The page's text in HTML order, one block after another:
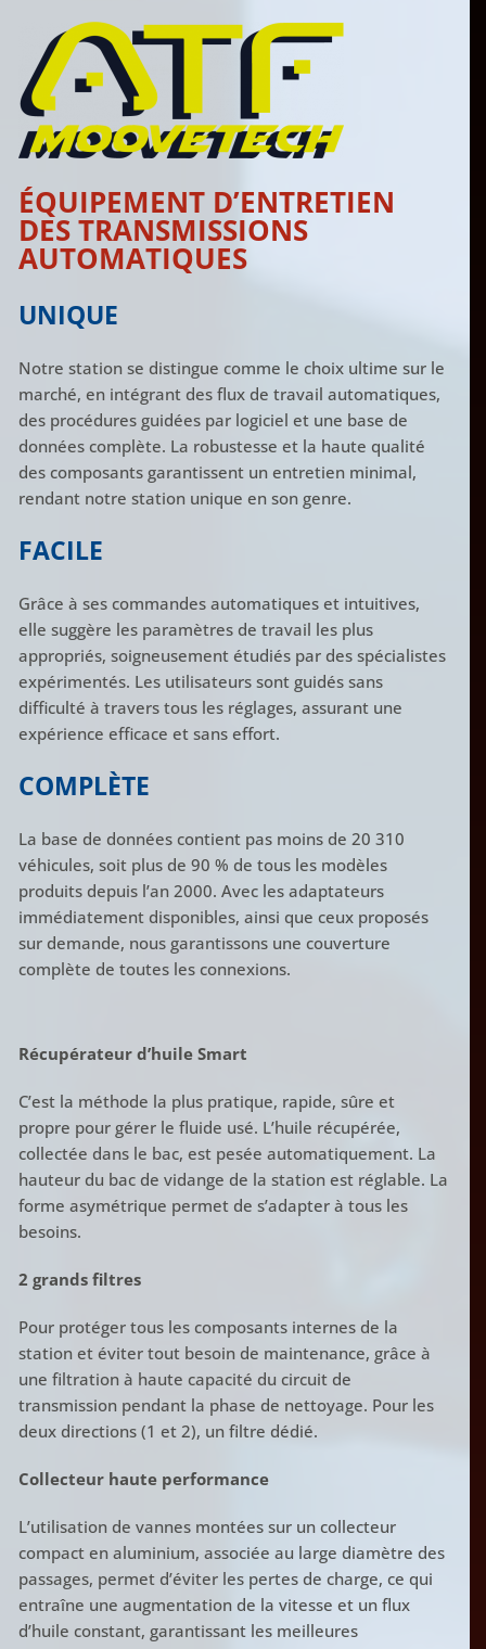
ÉQUIPEMENT D’ENTRETIEN
DES TRANSMISSIONS
AUTOMATIQUES
UNIQUE
Notre station se distingue comme le choix ultime sur le
marché, en intégrant des flux de travail automatiques,
des procédures guidées par logiciel et une base de
données complète. La robustesse et la haute qualité
des composants garantissent un entretien minimal,
rendant notre station unique en son genre.
FACILE
Grâce à ses commandes automatiques et intuitives,
elle suggère les paramètres de travail les plus
appropriés, soigneusement étudiés par des spécialistes
expérimentés. Les utilisateurs sont guidés sans
difficulté à travers tous les réglages, assurant une
expérience efficace et sans effort.
COMPLÈTE
La base de données contient pas moins de 20 310
véhicules, soit plus de 90 % de tous les modèles
produits depuis l’an 2000. Avec les adaptateurs
immédiatement disponibles, ainsi que ceux proposés
sur demande, nous garantissons une couverture
complète de toutes les connexions.
Récupérateur d’huile Smart
C’est la méthode la plus pratique, rapide, sûre et
propre pour gérer le fluide usé. L’huile récupérée,
collectée dans le bac, est pesée automatiquement. La
hauteur du bac de vidange de la station est réglable. La
forme asymétrique permet de s’adapter à tous les
besoins.
2 grands filtres
Pour protéger tous les composants internes de la
station et éviter tout besoin de maintenance, grâce à
une filtration à haute capacité du circuit de
transmission pendant la phase de nettoyage. Pour les
deux directions (1 et 2), un filtre dédié.
Collecteur haute performance
L’utilisation de vannes montées sur un collecteur
compact en aluminium, associée au large diamètre des
passages, permet d’éviter les pertes de charge, ce qui
entraîne une augmentation de la vitesse et un flux
d’huile constant, garantissant les meilleures